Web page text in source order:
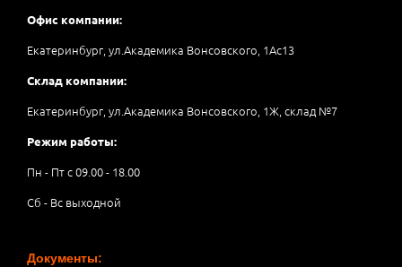
Офис компании:
Екатеринбург, ул.Академика Вонсовского, 1Аc13
Склад компании:
Екатеринбург, ул.Академика Вонсовского, 1Ж, склад №7
Режим работы:
Пн - Пт с 09.00 - 18.00
Сб - Вс выходной
Документы: